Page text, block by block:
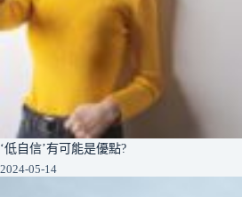
‘低自信’有可能是優點?
2024-05-14